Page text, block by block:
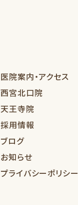
医院案内・アクセス
西宮北口院
天王寺院
採用情報
ブログ
お知らせ
プライバシーポリシー